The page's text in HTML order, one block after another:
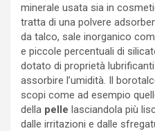
minerale usata sia in
tratta di una polvere
da talco, sale inorganico
e piccole percentuali di
dotato di proprietà
assorbire l’umidità. Il
scopi come ad esempio
della pelle lasciandola più
dalle irritazioni e dalle